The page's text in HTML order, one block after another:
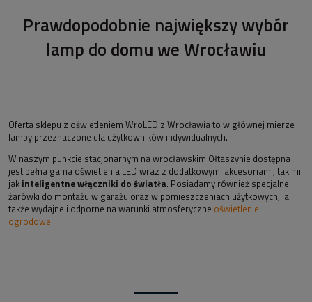
Prawdopodobnie największy wybór
lamp do domu we Wrocławiu
Oferta sklepu z oświetleniem WroLED z Wrocławia to w głównej mierze
lampy przeznaczone dla użytkowników indywidualnych.
W naszym punkcie stacjonarnym na wrocławskim Ołtaszynie dostępna
jest pełna gama oświetlenia LED wraz z dodatkowymi akcesoriami, takimi
jak inteligentne włączniki do światła. Posiadamy również specjalne
żarówki do montażu w garażu oraz w pomieszczeniach użytkowych, a
także wydajne i odporne na warunki atmosferyczne oświetlenie
ogrodowe.